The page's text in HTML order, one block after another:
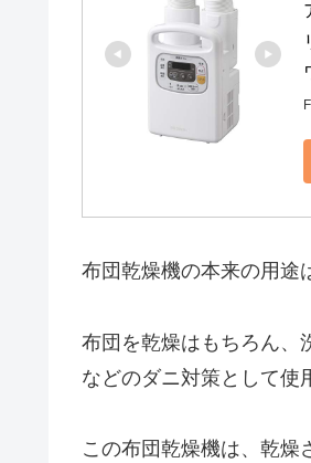
布団乾燥機の本来の用途
布団を乾燥はもちろん、
などのダニ対策として使
この布団乾燥機は、乾燥